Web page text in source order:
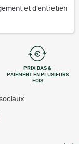
et d'entretien
PRIX BAS &
PAIEMENT EN PLUSIEURS
FOIS